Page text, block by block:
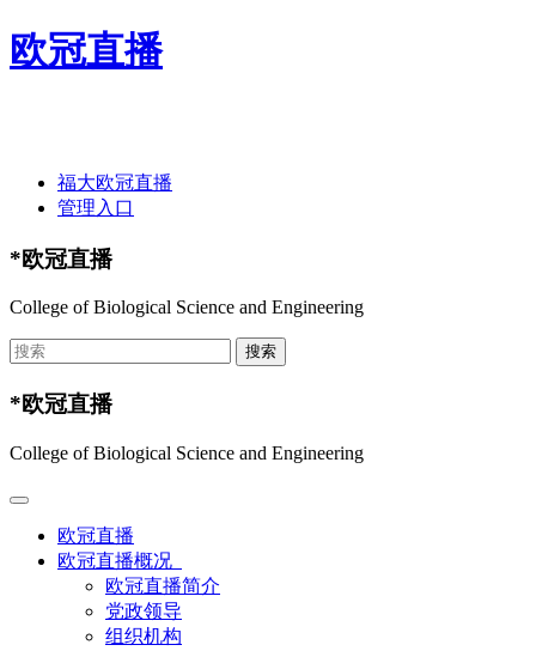
欧冠直播
福大欧冠直播
管理入口
*欧冠直播
College of Biological Science and Engineering
*欧冠直播
College of Biological Science and Engineering
欧冠直播
欧冠直播概况
欧冠直播简介
党政领导
组织机构